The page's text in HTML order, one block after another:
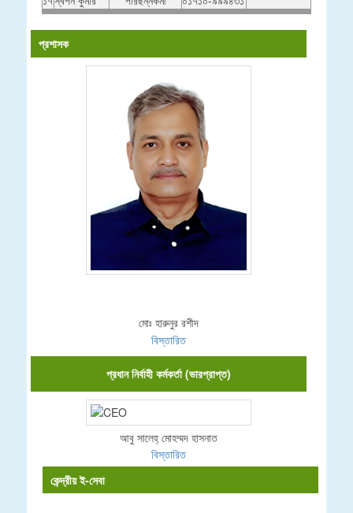
প্রশাসক
মোঃ হারুনুর রশীদ
বিস্তারিত
প্রধান নির্বাহী কর্মকর্তা (ভারপ্রাপ্ত)
আবু সালেহ্ মোহম্মদ হাসনাত
বিস্তারিত
কেন্দ্রীয় ই-সেবা